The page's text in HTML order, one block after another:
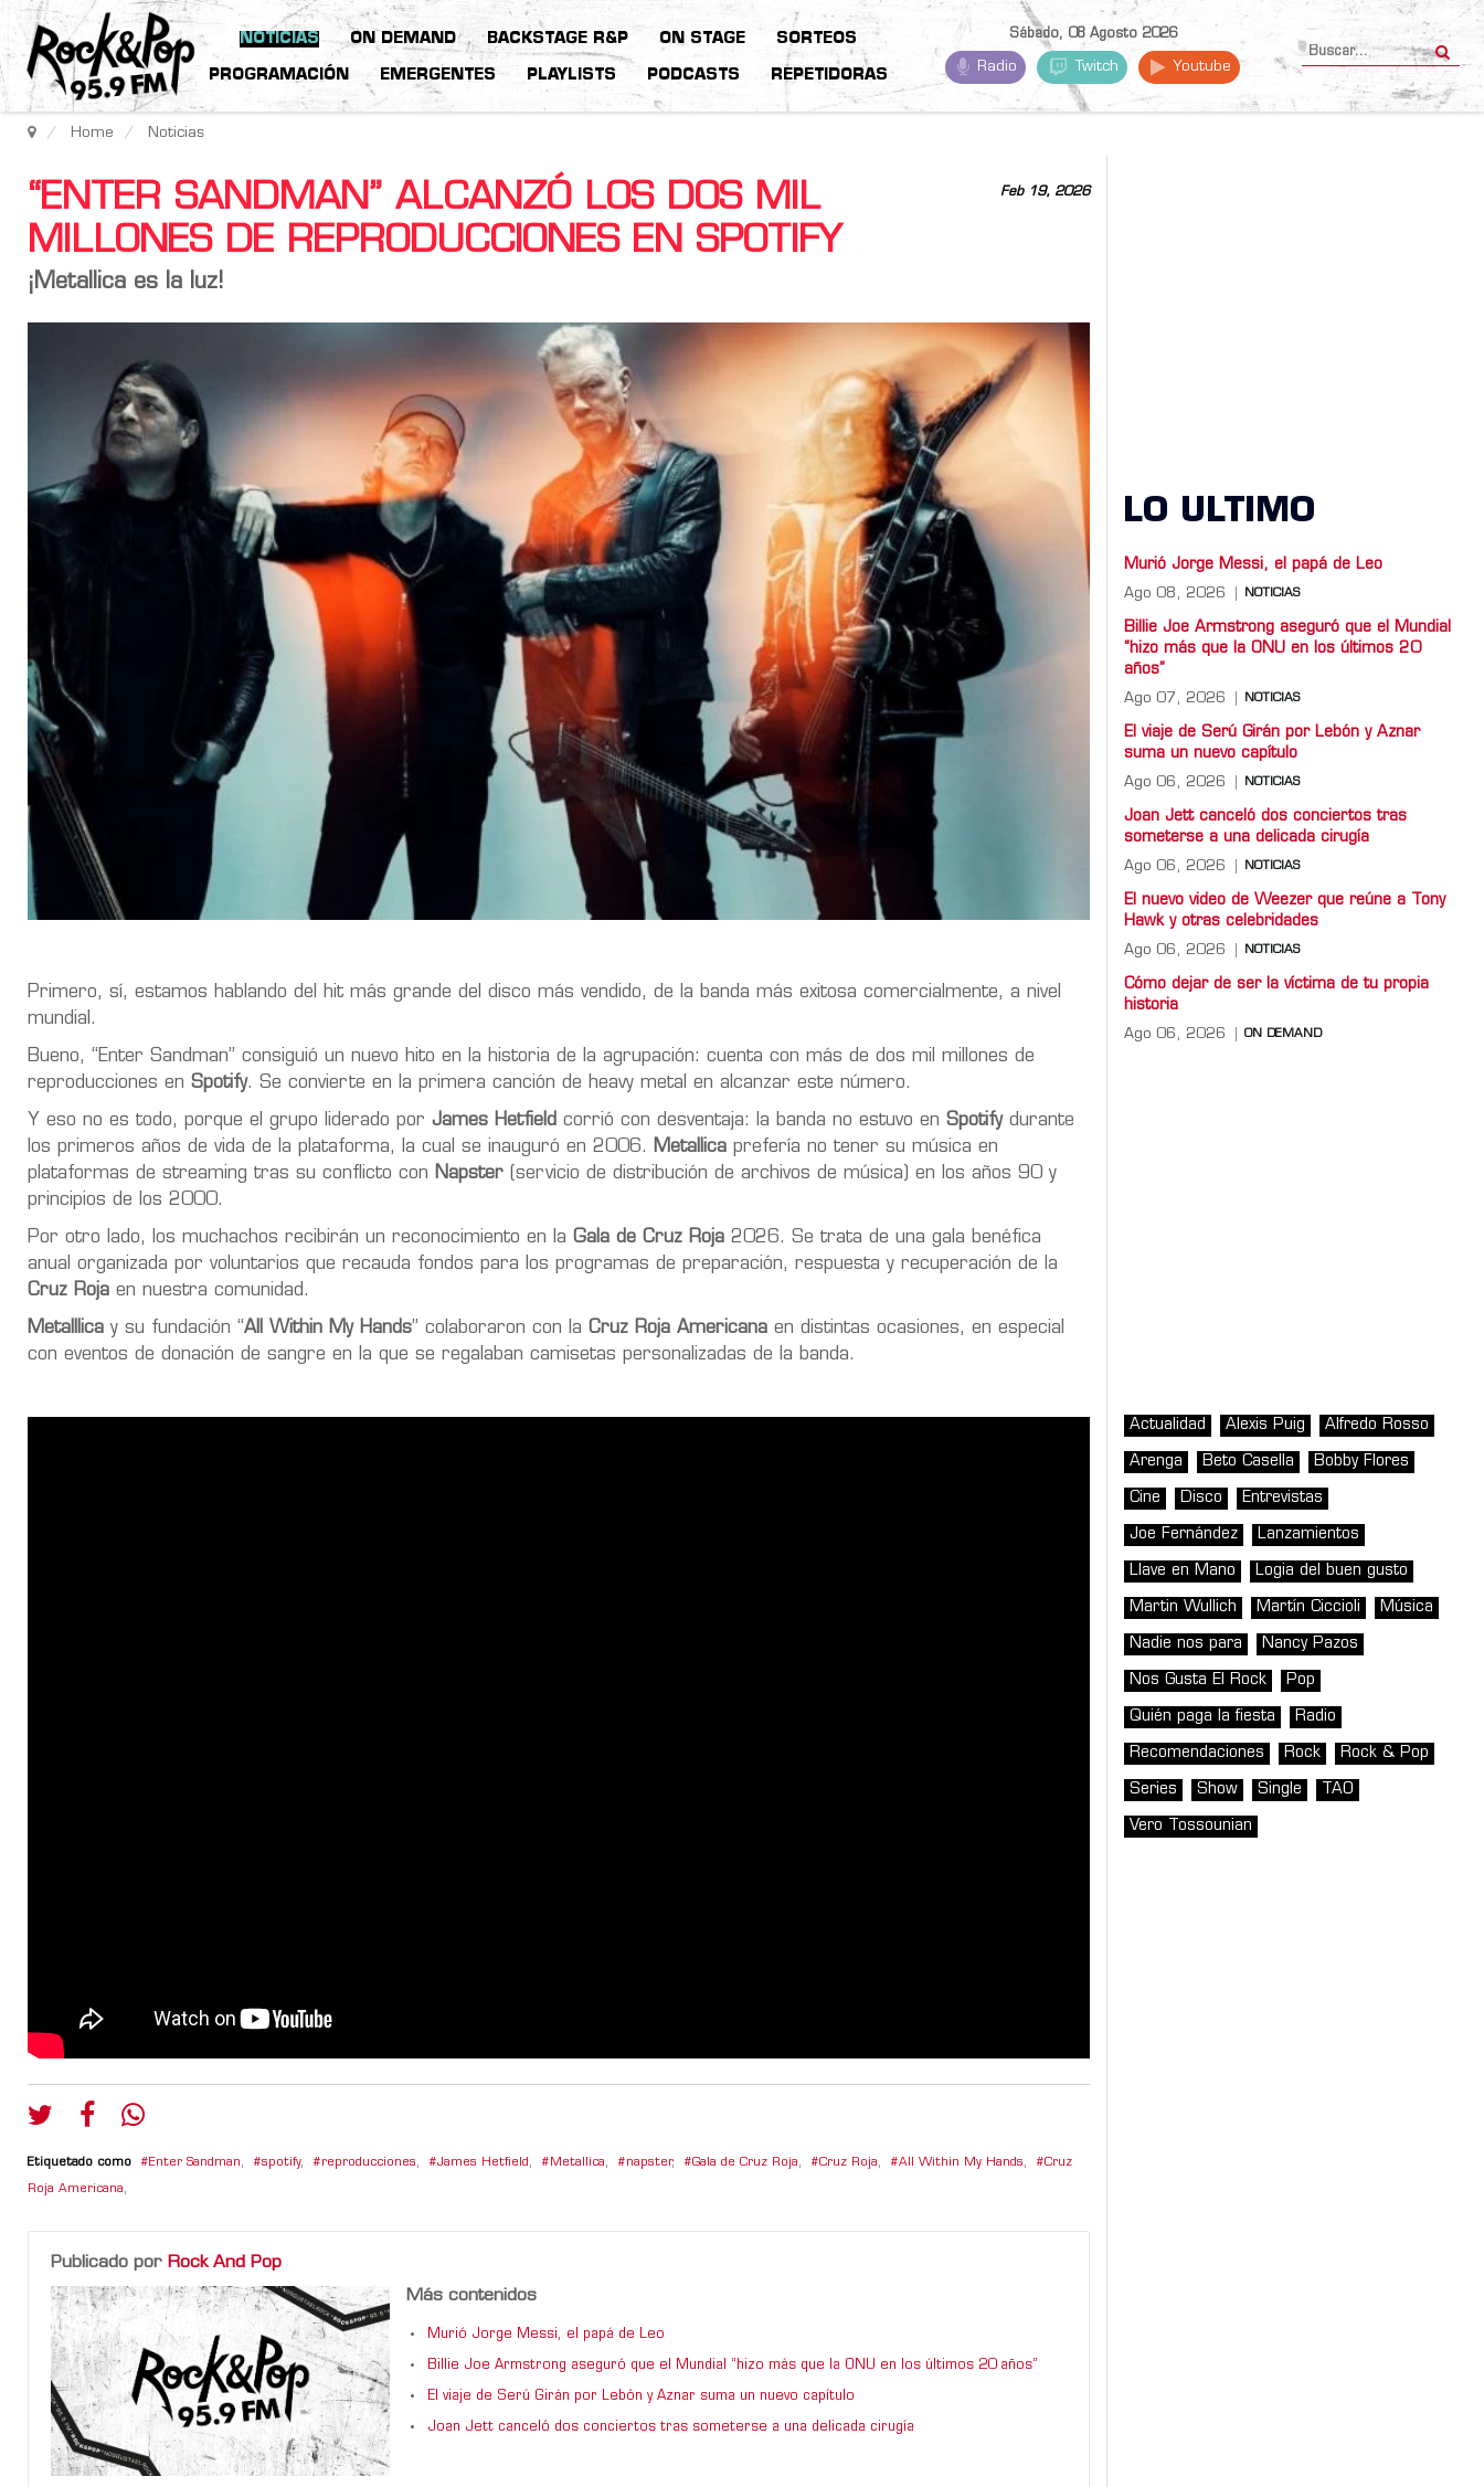
NOTICIAS ON DEMAND BACKSTAGE R&P ON STAGE SORTEOS
PROGRAMACIÓN EMERGENTES PLAYLISTS PODCASTS REPETIDORAS
Sábado, 08 Agosto 2026
Radio Twitch Youtube
Home Noticias
Feb 19, 2026
“ENTER SANDMAN” ALCANZÓ LOS DOS MIL
MILLONES DE REPRODUCCIONES EN SPOTIFY
¡Metallica es la luz!
Primero, sí, estamos hablando del hit más grande del disco más vendido, de la banda más exitosa comercialmente, a nivel
mundial.
Bueno, “Enter Sandman” consiguió un nuevo hito en la historia de la agrupación: cuenta con más de dos mil millones de
reproducciones en Spotify. Se convierte en la primera canción de heavy metal en alcanzar este número.
Y eso no es todo, porque el grupo liderado por James Hetfield corrió con desventaja: la banda no estuvo en Spotifydurante
los primeros años de vida de la plataforma, la cual se inauguró en 2006.
Metallica prefería no tener su música en
plataformas de streaming tras su conflicto con
Napster (servicio de distribución de archivos de música) en los años 90 y
principios de los 2000.
Por otro lado, los muchachos recibirán un reconocimiento en la Gala de Cruz Roja 2026. Se trata de una gala benéfica
anual organizada por voluntarios que recauda fondos para los programas de preparación, respuesta y recuperación de la
Cruz Roja en nuestra comunidad.
Metalllica y su fundación “All Within My Hands” colaboraron con la Cruz Roja Americana en distintas ocasiones, en especial
con eventos de donación de sangre en la que se regalaban camisetas personalizadas de la banda.
Etiquetado como Enter Sandman, spotify, reproducciones, James Hetfield , Metallica, napster, Gala de Cruz Roja, Cruz Roja, All Within My Hands, Cruz
Roja Americana,
Publicado por Rock And Pop
Más contenidos
Murió Jorge Messi, el papá de Leo
Billie Joe Armstrong aseguró que el Mundial “hizo más que la ONU en los últimos 20 años”
El viaje de Serú Girán por Lebón y Aznar suma un nuevo capítulo
Joan Jett canceló dos conciertos tras someterse a una delicada cirugía
LO ULTIMO
Murió Jorge Messi, el papá de Leo
Ago 08, 2026 NOTICIAS
Billie Joe Armstrong aseguró que el Mundial
“hizo más que la ONU en los últimos 20
años”
Ago 07, 2026 NOTICIAS
El viaje de Serú Girán por Lebón y Aznar
suma un nuevo capítulo
Ago 06, 2026 NOTICIAS
Joan Jett canceló dos conciertos tras
someterse a una delicada cirugía
Ago 06, 2026 NOTICIAS
El nuevo video de Weezer que reúne a Tony
Hawk y otras celebridades
Ago 06, 2026 NOTICIAS
Cómo dejar de ser la víctima de tu propia
historia
Ago 06, 2026 ON DEMAND
Actualidad Alexis Puig Alfredo Rosso
Arenga Beto Casella Bobby Flores
Cine Disco Entrevistas
Joe Fernández Lanzamientos
Llave en Mano Logia del buen gusto
Martin Wullich Martín Ciccioli Música
Nadie nos para Nancy Pazos
Nos Gusta El Rock Pop
Quién paga la fiesta Radio
Recomendaciones Rock Rock & Pop
Series Show Single TAO
Vero Tossounian